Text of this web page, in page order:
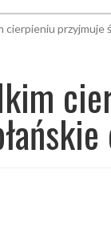
cierpieniu przyjmuje